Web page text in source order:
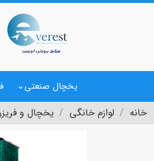
یخچال صنعتی
خانه لوازم خانگی یخچال و